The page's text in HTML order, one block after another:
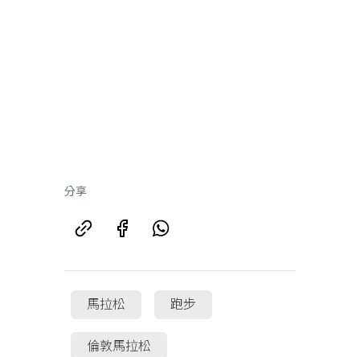
分享
馬拉松 跑步
倫敦馬拉松